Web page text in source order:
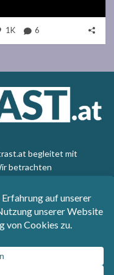
1K 6
begleitet mit
betrachten
wirft den Blick der
+43 1 40110-